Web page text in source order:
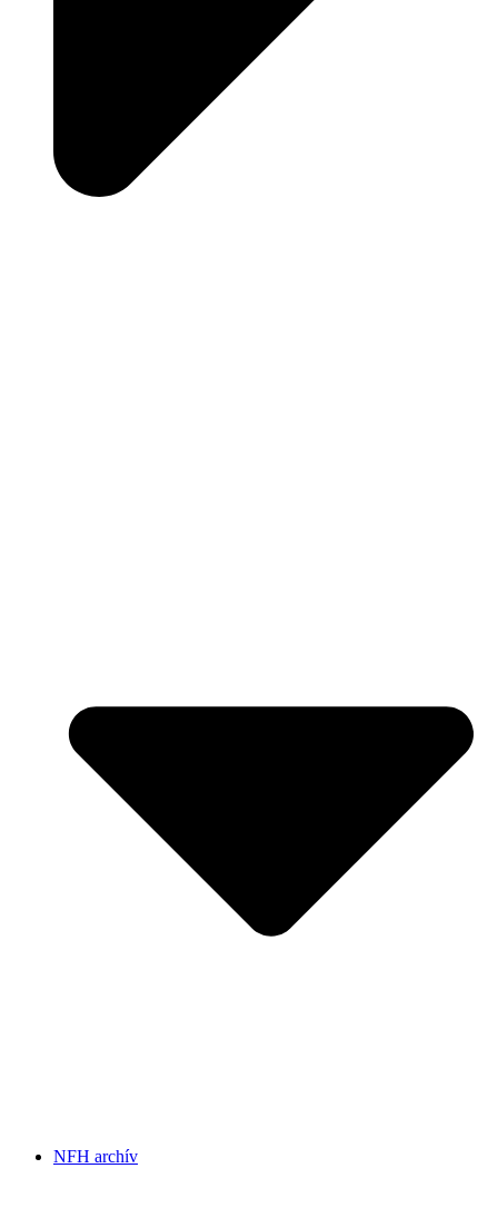
NFH archív